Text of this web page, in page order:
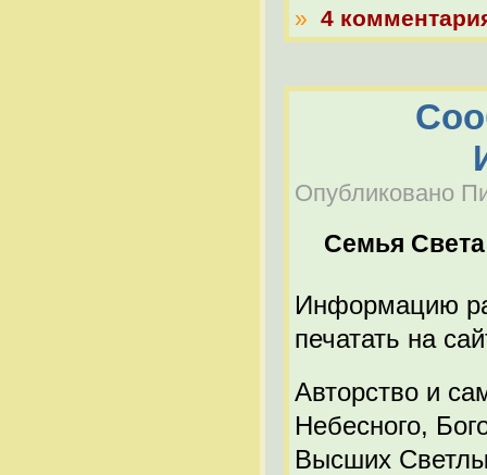
» 4
Опубликовано
Семья Света
Информацию
печатать на
Авторство и
Небесного,
Высших